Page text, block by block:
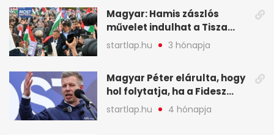
Magyar: Hamis zászlós
művelet indulhat a Tisza
ellen a választás napján - A
hét legfontosabb eseményei
startlap.hu 3 hónapja
Magyar Péter elárulta, hogy
hol folytatja, ha a Fidesz
nyeri a választást - A hét
legfontosabb hírei
startlap.hu 4 hónapja